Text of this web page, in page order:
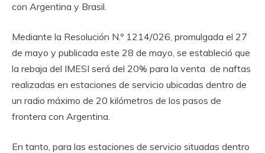
con Argentina y Brasil.
Mediante la Resolución N.º 1214/026, promulgada el 27
de mayo y publicada este 28 de mayo, se estableció que
la rebaja del IMESI será del 20% para la venta de naftas
realizadas en estaciones de servicio ubicadas dentro de
un radio máximo de 20 kilómetros de los pasos de
frontera con Argentina.
En tanto, para las estaciones de servicio situadas dentro